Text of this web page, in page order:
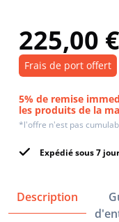
225,00 €
Frais de port offert
5% de remise
les produits de la
*l'offre n'est pas
Expédié sous 7
Description